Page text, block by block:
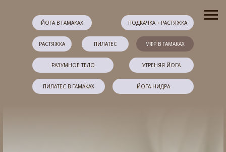
ЙОГА В ГАМАКАХ
РАСТЯЖКА МФР В ГАМАКАХ
УТРЕНЯЯ ЙОГА
ЙОГА-НИДРА
РАЗУМНОЕ ТЕЛО
ПИЛАТЕС В ГАМАКАХ
ПОДКАЧКА + РАСТЯЖКА
ПИЛАТЕС